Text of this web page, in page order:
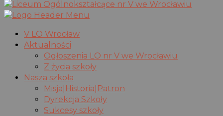
V LO Wrocław
Aktualności
Ogłoszenia LO nr V we Wrocławiu
Z życia szkoły
Nasza szkoła
Misja|Historia|Patron
Dyrekcja Szkoły
Sukcesy szkoły